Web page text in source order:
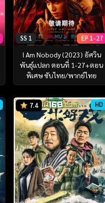
SS 1 EP 1-27
I Am Nobody (2023) อัศวิน
พันธุ์แปลก ตอนที่ 1-27+ตอน
พิเศษ ซับไทย/พากย์ไทย
7.4 HD